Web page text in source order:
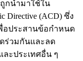
กนำมาใช้ใน
Directive (ACD) ซึ่ง
อประสานข้อกำหนด
ร่วมกันและลด
ะประเทศอื่น ๆ